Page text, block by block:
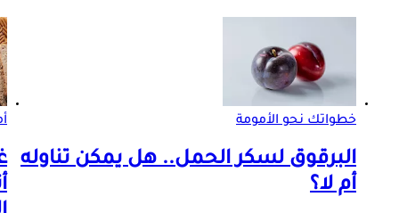
خطواتك نحو الأمومة
البرقوق لسكر الحمل.. هل يمكن تناوله
أم لا؟